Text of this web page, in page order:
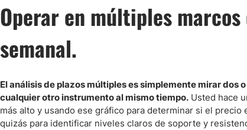
Operar en múltiples
semanal.
El análisis de plazos múltiples es simplemente mirar dos
cualquier otro instrumento al mismo tiempo. Usted hace
más alto y usando ese gráfico para determinar si el
quizás para identificar niveles claros de soporte y